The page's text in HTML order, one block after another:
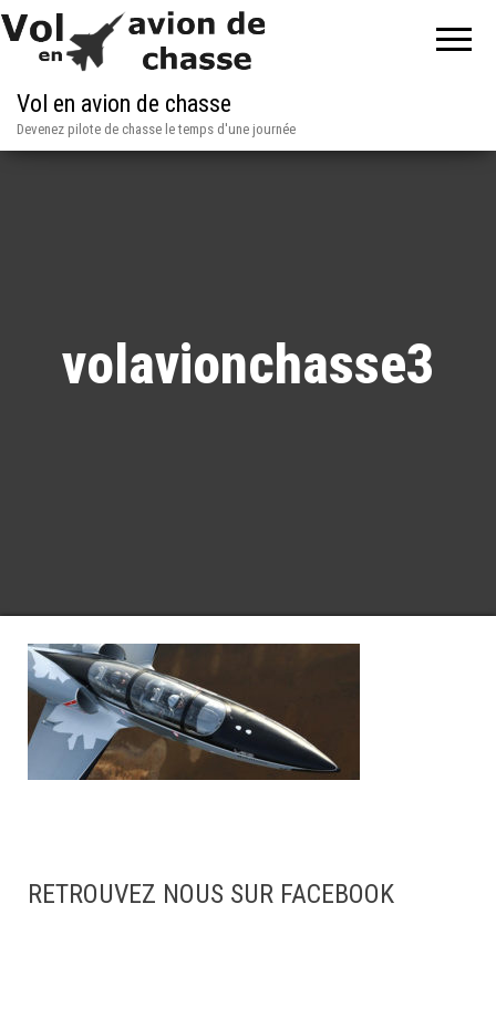
Vol en avion de chasse
Devenez pilote de chasse le temps d'une journée
volavionchasse3
RETROUVEZ NOUS SUR FACEBOOK